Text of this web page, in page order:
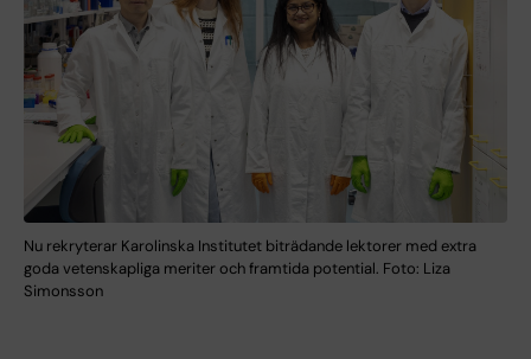
Nu rekryterar Karolinska Institutet biträdande lektorer med extra
goda vetenskapliga meriter och framtida potential. Foto: Liza
Simonsson